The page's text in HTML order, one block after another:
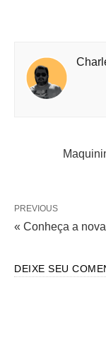
PREVIOUS
« Conheça a
DEIXE SEU